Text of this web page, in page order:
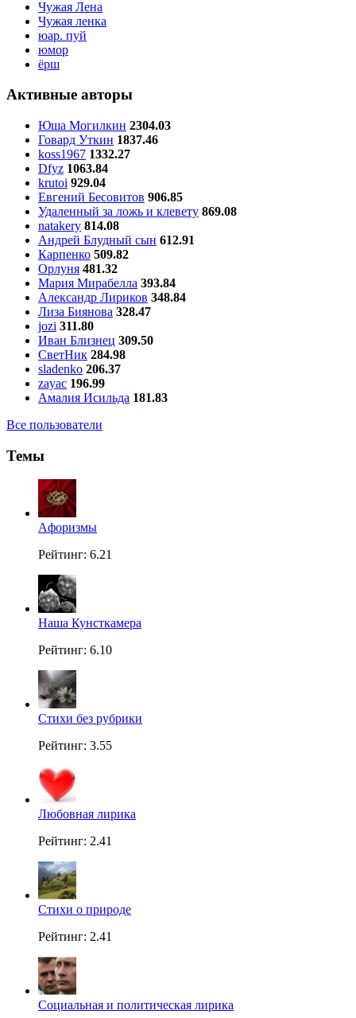
Чужая Лена
Чужая ленка
юар. пуй
юмор
ёрш
Активные авторы
Юша Могилкин 2304.03
Говард Уткин 1837.46
koss1967 1332.27
Dfyz 1063.84
krutoi 929.04
Евгений Бесовитов 906.85
Удаленный за ложь и клевету 869.08
natakery 814.08
Андрей Блудный сын 612.91
Карпенко 509.82
Орлуня 481.32
Мария Мирабелла 393.84
Александр Лириков 348.84
Лиза Биянова 328.47
jozi 311.80
Иван Близнец 309.50
СветНик 284.98
sladenko 206.37
zayac 196.99
Амалия Исильда 181.83
Все пользователи
Темы
Aфоризмы
Рейтинг: 6.21
Наша Кунсткамера
Рейтинг: 6.10
Стихи без рубрики
Рейтинг: 3.55
Любовная лирика
Рейтинг: 2.41
Стихи о природе
Рейтинг: 2.41
Социальная и политическая лирика